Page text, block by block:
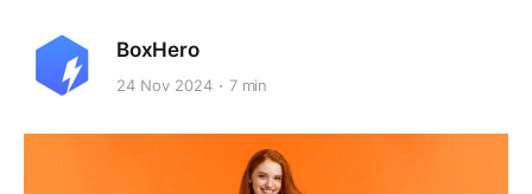
BoxHero
24 Nov 2024 7 min